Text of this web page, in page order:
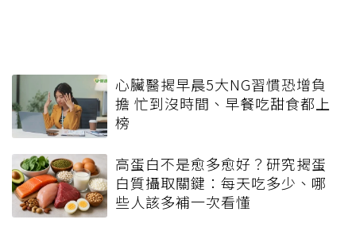
心臟醫揭早晨5大NG習慣恐增負
擔 忙到沒時間、早餐吃甜食都上
榜
高蛋白不是愈多愈好？研究揭蛋
白質攝取關鍵：每天吃多少、哪
些人該多補一次看懂